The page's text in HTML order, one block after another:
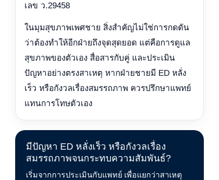
เลข ว.29458
ในมุมสุขภาพเพศชาย สิ่งสำคัญไม่ใช่การกดดัน
ว่าต้องทำให้อีกฝ่ายถึงจุดสุดยอด แต่คือการดูแล
สุขภาพของตัวเอง สื่อสารกับคู่ และประเมิน
ปัญหาอย่างตรงสาเหตุ หากฝ่ายชายมี ED หลั่ง
เร็ว หรือกังวลเรื่องสมรรถภาพ ควรปรึกษาแพทย์
แทนการโทษตัวเอง
มีปัญหา ED หลั่งเร็ว หรือกังวลเรื่อง
สมรรถภาพจนกระทบความสัมพันธ์?
เริ่มจากการประเมินกับแพทย์ เพื่อแยกว่าสาเหตุ